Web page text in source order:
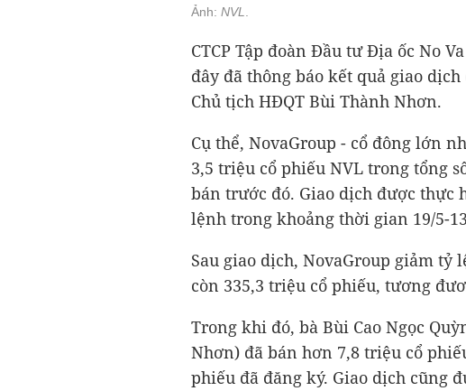
Ảnh: NVL
CTCP Tập đoàn Đầu tư Địa ốc No
đây đã thông báo kết quả giao
Chủ tịch HĐQT Bùi Thành Nhơn.
Cụ thể, NovaGroup - cổ đông lớn
3,5 triệu cổ phiếu NVL trong tổng
bán trước đó. Giao dịch được thực
lệnh trong khoảng thời gian 19/5-
Sau giao dịch, NovaGroup giảm tỷ
còn 335,3 triệu cổ phiếu, tương
Trong khi đó, bà Bùi Cao Ngọc
Nhơn) đã bán hơn 7,8 triệu cổ
phiếu đã đăng ký. Giao dịch cũng